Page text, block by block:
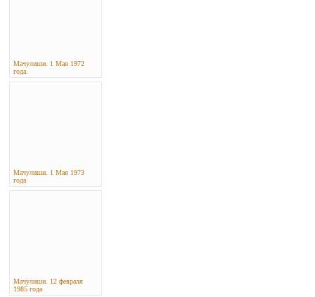
Мачулиши. 1 Мая 1972
года.
Мачулиши. 1 Мая 1973
года
Мачулиши. 12 февраля
1985 года